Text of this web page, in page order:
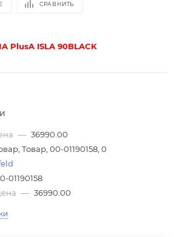
СРАВНИТЬ
PlusA ISLA 90BLACK
— 36990.00
Товар, 00-01190158, 0
01190158
— 36990.00